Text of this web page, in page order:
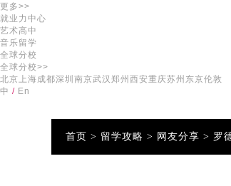
更多>>
就业力中心
艺术高中
音乐留学
全球分校
全球分校>>
北京 上海成都深圳 南京武汉 郑州 西安重庆苏州 东京伦敦
中 / En
首页 > 留学攻略 > 网友分享 > 罗